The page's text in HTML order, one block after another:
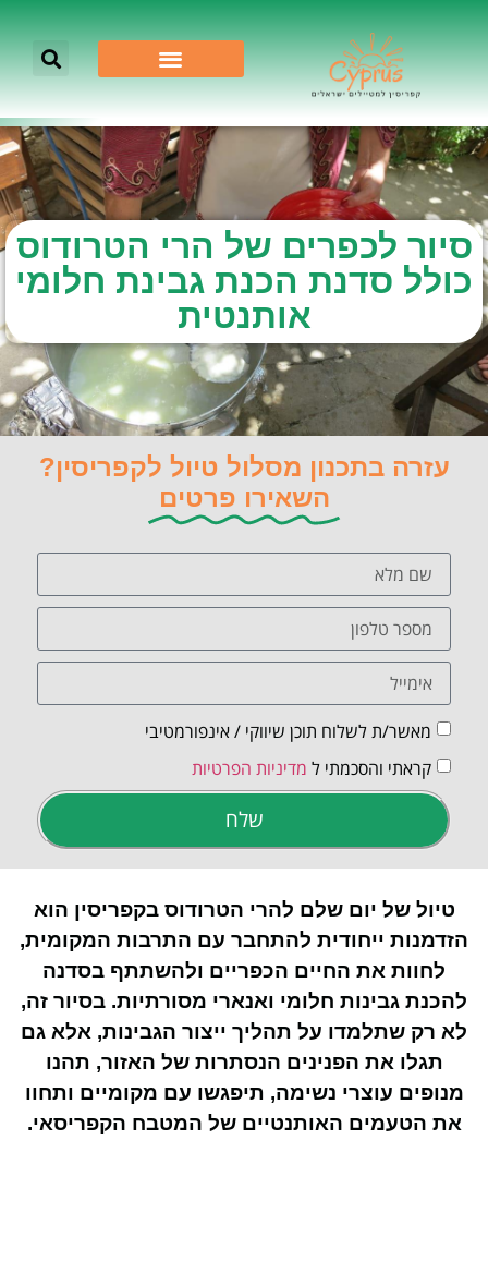
סיור לכפרים של הרי הטרודוס
כולל סדנת הכנת גבינת חלומי
אותנטית
עזרה בתכנון מסלול טיול לקפריסין?
השאירו פרטים
מאשר/ת לשלוח תוכן שיווקי / אינפורמטיבי
קראתי והסכמתי ל מדיניות הפרטיות
שלח
טיול של יום שלם להרי הטרודוס בקפריסין הוא
הזדמנות ייחודית להתחבר עם התרבות המקומית,
לחוות את החיים הכפריים ולהשתתף בסדנה
להכנת גבינות חלומי ואנארי מסורתיות. בסיור זה,
לא רק שתלמדו על תהליך ייצור הגבינות, אלא גם
תגלו את הפנינים הנסתרות של האזור, תהנו
מנופים עוצרי נשימה, תיפגשו עם מקומיים ותחוו
את הטעמים האותנטיים של המטבח הקפריסאי.